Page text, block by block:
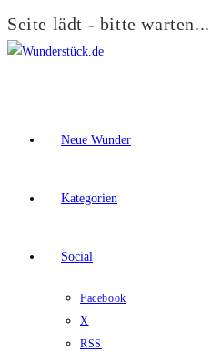
Seite lädt - bitte warten...
Zum
Neue Wunder
Kategorien
Social
Facebook
X
RSS